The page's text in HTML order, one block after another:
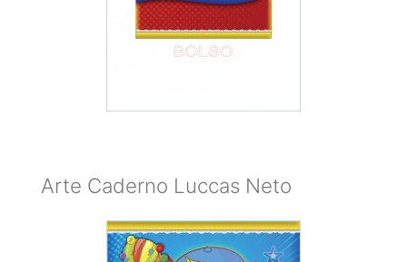
Arte Caderno Luccas Neto